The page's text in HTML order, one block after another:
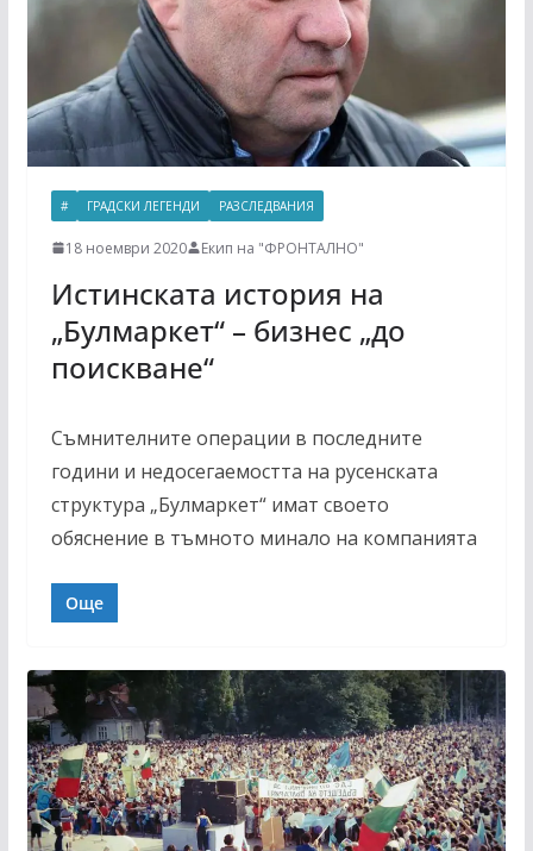
# ГРАДСКИ ЛЕГЕНДИ РАЗСЛЕДВАНИЯ
18 ноември 2020 Екип на "ФРОНТАЛНО"
Истинската история на
„Булмаркет“ – бизнес „до
поискване“
Съмнителните операции в последните
години и недосегаемостта на русенската
структура „Булмаркет“ имат своето
обяснение в тъмното минало на компанията
Още